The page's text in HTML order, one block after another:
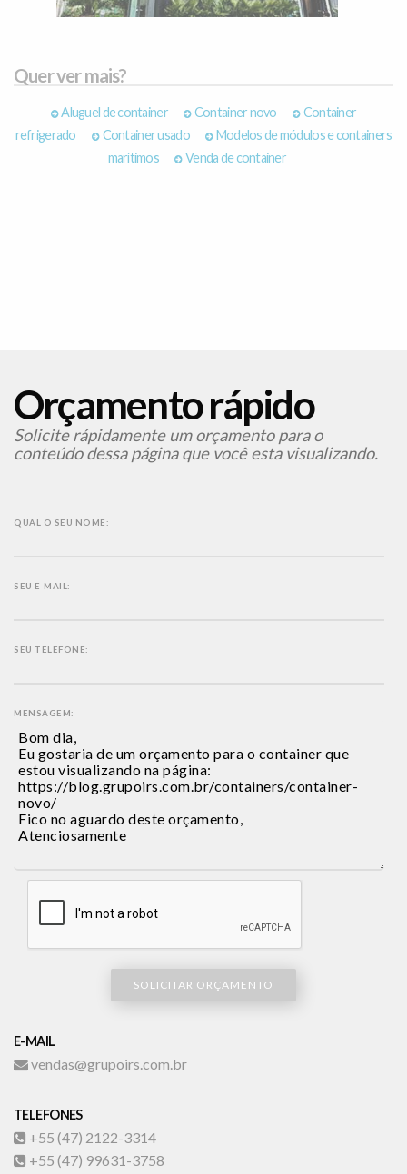
Quer ver mais?
Aluguel de container Container novo
Container
refrigerado
Container usado
Modelos de módulos e containers
marítimos
Venda de container
Orçamento rápido
Solicite rápidamente um orçamento para o
conteúdo dessa página que você esta visualizando.
QUAL O SEU NOME:
SEU E-MAIL:
SEU TELEFONE:
MENSAGEM:
SOLICITAR ORÇAMENTO
E-MAIL
vendas@grupoirs.com.br
TELEFONES
+55 (47) 2122-3314
+55 (47) 99631-3758